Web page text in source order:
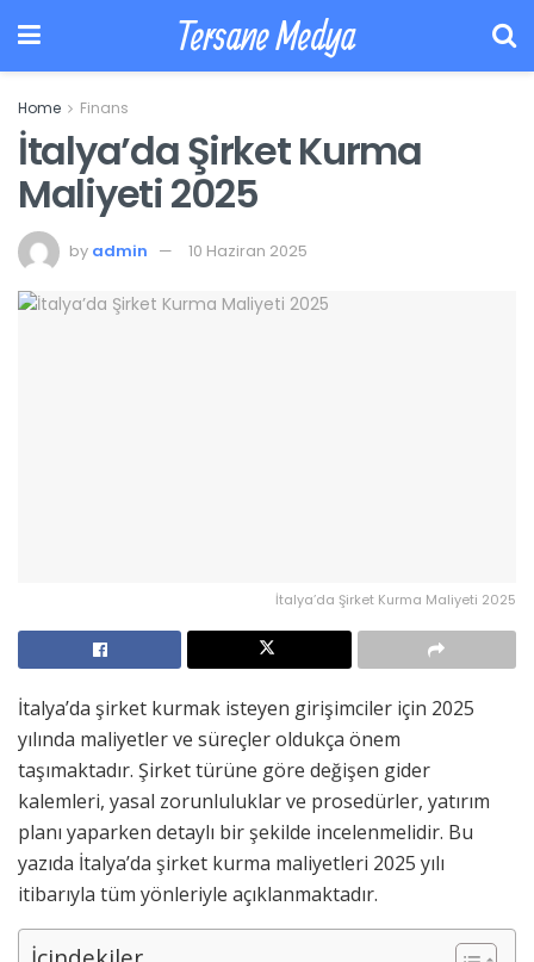
Tersane Medya
Home Finans
İtalya’da Şirket Kurma
Maliyeti 2025
by admin 10 Haziran 2025
İtalya’da Şirket Kurma Maliyeti 2025
İtalya’da şirket kurmak isteyen girişimciler için 2025
yılında maliyetler ve süreçler oldukça önem
taşımaktadır. Şirket türüne göre değişen gider
kalemleri, yasal zorunluluklar ve prosedürler, yatırım
planı yaparken detaylı bir şekilde incelenmelidir. Bu
yazıda İtalya’da şirket kurma maliyetleri 2025 yılı
itibarıyla tüm yönleriyle açıklanmaktadır.